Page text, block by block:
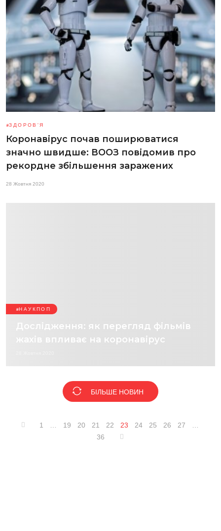
ЗДОРОВ'Я
Коронавірус почав поширюватися
значно швидше: ВООЗ повідомив про
рекордне збільшення заражених
28 Жовтня 2020
НАУКПОП
Дослідження: як перегляд фільмів
жахів впливає на коронавірус
БІЛЬШЕ НОВИН
1 19 20 21 22 23 24 25 26 27
36